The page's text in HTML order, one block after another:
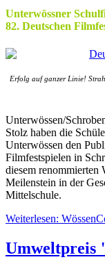
Unterwössner
82. Deutschen
Erfolg auf ganzer Linie!
Unterwössen/
Stolz haben die
Unterwössen den
Filmfestspielen in
diesem renommierten
Meilenstein in der
Mittelschule.
Weiterlesen:
Umweltpreis